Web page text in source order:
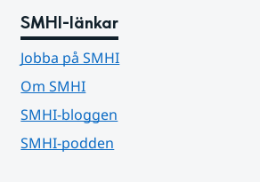
SMHI-länkar
Jobba på SMHI
Om SMHI
SMHI-bloggen
SMHI-podden